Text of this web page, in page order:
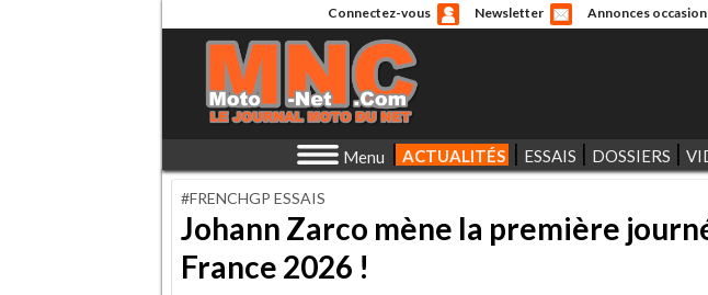
Connectez-vous Newsletter Annonces
Menu ACTUALITÉS ESSAIS DOSSIERS
#FRENCHGP ESSAIS
Johann Zarco mène la première
France 2026 !